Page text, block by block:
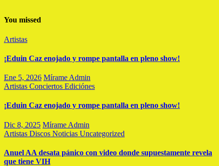
You missed
Artistas
¡Eduin Caz enojado y rompe pantalla en pleno show!
Ene 5, 2026 Mírame Admin
Artistas Conciertos Ediciónes
¡Eduin Caz enojado y rompe pantalla en pleno show!
Dic 8, 2025 Mírame Admin
Artistas Discos Noticias Uncategorized
Anuel AA desata pánico con video donde supuestamente revela
que tiene VIH